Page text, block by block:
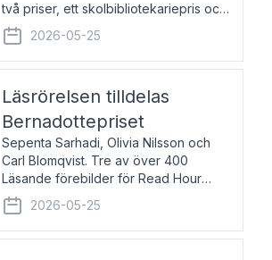
två priser, ett skolbibliotekariepris och
ett folkbibliotekariepris. Priserna skall
tilldelas bibliotekarier vid svenska folk-
och skolbibliotek som gjort värdefull
2026-05-25
Läsrörelsen tilldelas
Bernadottepriset
Sepenta Sarhadi, Olivia Nilsson och
Carl Blomqvist. Tre av över 400
Läsande förebilder för Read Hour
Sverige. Foto: Michael Wall. Den ideella
föreningen Läsrörelsen tilldelas
Bernadottepriset 2026 för att den
2026-05-25